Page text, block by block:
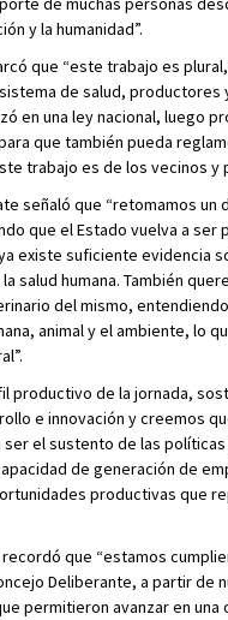
y la humanidad”.
que “este trabajo es
de salud, productores
en una ley nacional, luego
que también pueda
trabajo es de los vecinos y
señaló que “retomamos un
que el Estado vuelva a ser
existe suficiente evidencia
salud humana. También
del mismo,
animal y el ambiente, lo
productivo de la jornada,
e innovación y creemos
el sustento de las
de generación de
productivas que
que “estamos
Deliberante, a partir de
permitieron avanzar en una